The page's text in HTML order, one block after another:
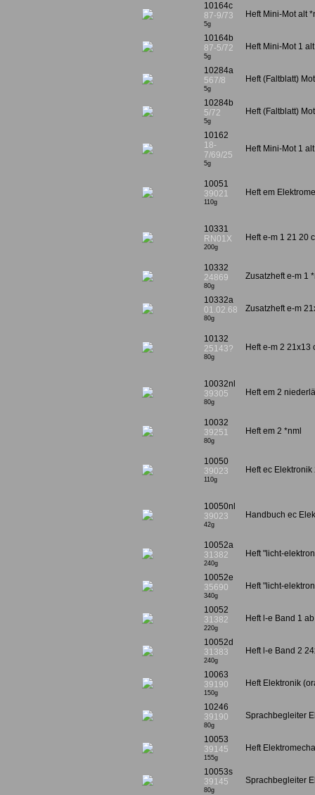
10164c
87-9/73
5g
Heft Mini-Mot alt
10164b
87-5/72
5g
Heft Mini-Mot 1
10284a
567/8
5g
Heft (Faltblatt)
10284b
5/72
5g
Heft (Faltblatt)
10162
18-
7/69/25
5g
Heft Mini-Mot 1
10051
39021
110g
Heft em
10331
RN01X
200g
Heft e-m 1 21 20
10332
24869
80g
Zusatzheft e-m 1
10332a
01.02.68
80g
Zusatzheft e-m
10132
25143?
80g
Heft e-m 2 21x13
10032nl
39305
80g
Heft em 2
10032
39251
80g
Heft em 2 *nml
10050
39023
110g
Heft ec Elektronik
10050nl
39023
42g
Handbuch ec
10052a
31382
240g
Heft "licht-
10052e
35690
340g
Heft "licht-
10052
31382
220g
Heft l-e Band 1
10052d
31383
240g
Heft l-e Band 2
10063
39190
150g
Heft Elektronik
10246
39190
80g
Sprachbegleiter
10053
39145
155g
Heft
10053s
39145
80g
Sprachbegleiter